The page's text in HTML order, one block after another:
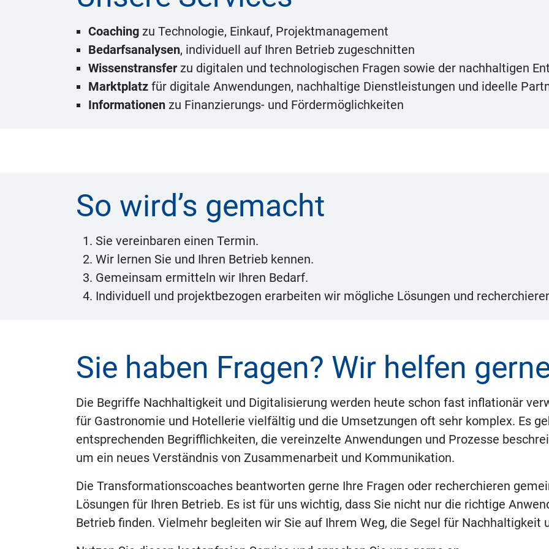
Coaching zu Technologie, Einkauf, Projektmanagement
Bedarfsanalysen, individuell auf Ihren Betrieb zugeschnitten
Wissenstransfer zu digitalen und technologischen Fragen sowie der nachhaltigen
Marktplatz für digitale Anwendungen, nachhaltige Dienstleistungen und ideelle
Informationen zu Finanzierungs- und Fördermöglichkeiten
So wird’s gemacht
Sie vereinbaren einen Termin.
Wir lernen Sie und Ihren Betrieb kennen.
Gemeinsam ermitteln wir Ihren Bedarf.
Individuell und projektbezogen erarbeiten wir mögliche Lösungen und
Sie haben Fragen? Wir helfen
Die Begriffe Nachhaltigkeit und Digitalisierung werden heute schon fast inflationär
für Gastronomie und Hotellerie vielfältig und die Umsetzungen oft sehr komplex. Es
entsprechenden Begrifflichkeiten, die vereinzelte Anwendungen und Prozesse
um ein neues Verständnis von Zusammenarbeit und Kommunikation.
Die Transformationscoaches beantworten gerne Ihre Fragen oder recherchieren
Lösungen für Ihren Betrieb. Es ist für uns wichtig, dass Sie nicht nur die richtige
Betrieb finden. Vielmehr begleiten wir Sie auf Ihrem Weg, die Segel für Nachhaltigkeit